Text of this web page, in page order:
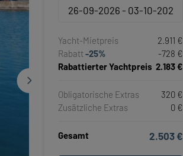
Yacht-Mietpreis
2.911 €
Rabatt -25%
-728 €
Rabattierter Yachtpreis 2.183 €
Obligatorische Extras
320 €
Zusätzliche Extras
0 €
Gesamt 2.503 €